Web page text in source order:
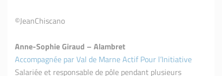
©JeanChiscano
Anne-Sophie Giraud – Alambret
Accompagnée par Val de Marne Actif Pour l’Initiative
Salariée et responsable de pôle pendant plusieurs